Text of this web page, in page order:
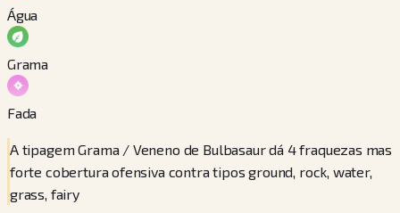
Água
Grama
Fada
A tipagem Grama / Veneno de Bulbasaur dá 4 fraquezas mas
forte cobertura ofensiva contra tipos ground, rock, water,
grass, fairy